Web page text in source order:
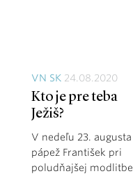
VN SK 24.08.2020
Kto je pre teba
Ježiš?
V nedeľu 23. augusta
pápež František pri
poludňajšej modlitbe